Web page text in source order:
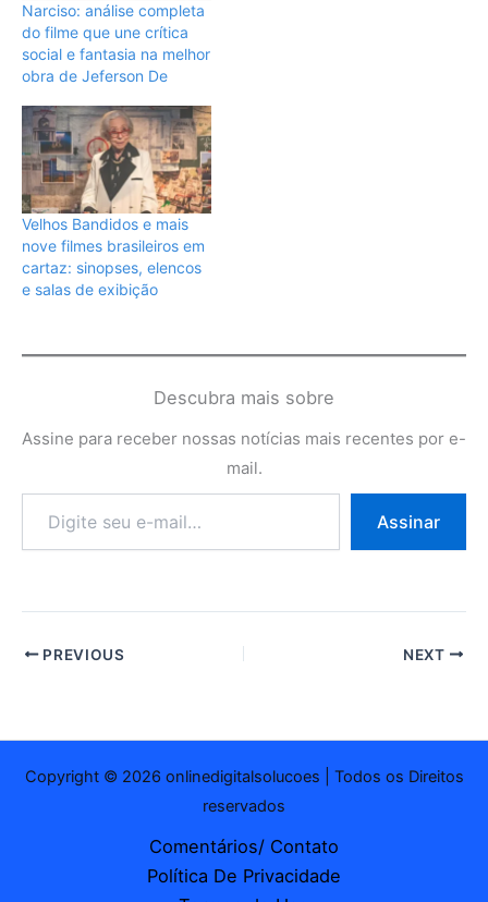
Narciso: análise completa
do filme que une crítica
social e fantasia na melhor
obra de Jeferson De
Velhos Bandidos e mais
nove filmes brasileiros em
cartaz: sinopses, elencos
e salas de exibição
Descubra mais sobre
Assine para receber nossas notícias mais recentes por e-
mail.
e-
Assinar
PREVIOUS NEXT
Copyright © 2026 onlinedigitalsolucoes | Todos os Direitos
reservados
Comentários/ Contato
Política De Privacidade